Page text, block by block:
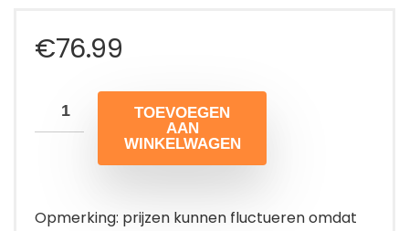
€76.99
TOEVOEGEN
AAN
WINKELWAGEN
Opmerking: prijzen kunnen fluctueren omdat